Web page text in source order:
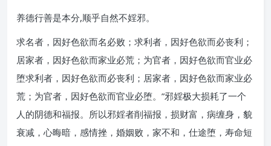
养德行善是本分,顺乎自然不婬邪。
求名者，因好色欲而名必败；求利者，因好色欲而必丧利；
居家者，因好色欲而家业必荒；为官者，因好色欲而官业必
堕求利者，因好色欲而必丧利；居家者，因好色欲而家业必
荒；为官者，因好色欲而官业必堕。”邪婬极大损耗了一个
人的阴德和福报。所以邪婬者削福报，损财富，病缠身，貌
衰减，心晦暗，感情挫，婚姻败，家不和，仕途堕，寿命短